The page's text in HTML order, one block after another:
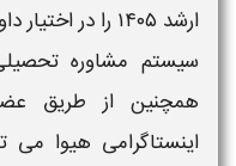
ارشد ۱۴۰۵
را در اختیار
سیستم مشاوره
همچنین از طریق
اینستاگرامی هیوا می